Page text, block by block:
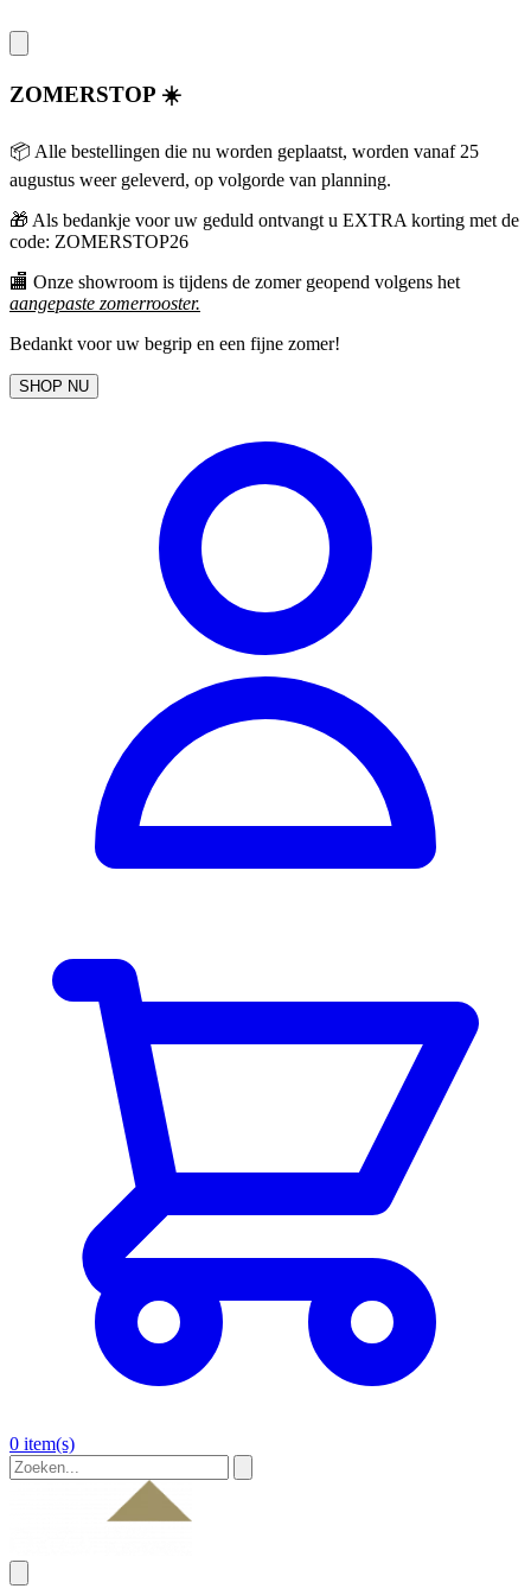
ZOMERSTOP ☀️
📦 Alle bestellingen die nu worden geplaatst, worden vanaf 25
augustus weer geleverd, op volgorde van planning.
🎁 Als bedankje voor uw geduld ontvangt u EXTRA korting met de
code: ZOMERSTOP26
🏬 Onze showroom is tijdens de zomer geopend volgens het
aangepaste zomerrooster.
Bedankt voor uw begrip en een fijne zomer!
SHOP NU
0 item(s)